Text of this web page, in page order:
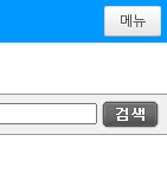
메뉴